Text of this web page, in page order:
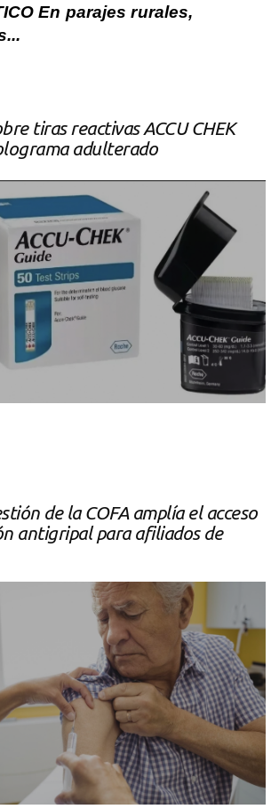
En parajes rurales,
tiras reactivas ACCU CHEK
adulterado
de la COFA amplía el acceso
antigripal para afiliados de